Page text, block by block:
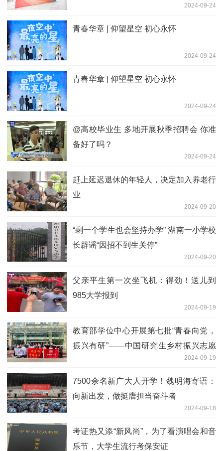
2024-09-24
青春华章 | 仰望星空 初心永怀
2024-09-24
青春华章 | 仰望星空 初心永怀
2024-09-24
@高校毕业生 多地开展秋季招聘会 你准
备好了吗？
2024-09-24
赶上延迟退休的年轻人，决定加入养老行
业
2024-09-20
“剩一个学生也会坚持办学” 湖南一小学校
长辟谣“因招不到生关停”
2024-09-20
父亲平生第一次坐飞机：得劲！送儿到
985大学报到
2024-09-19
教育部学位中心开展第七批“青春向党，
振兴有研”——中国研究生乡村振兴志愿
2024-09-19
7500余名新广大人开学！魏明海寄语：
向新出发，做挺膺担当奋斗者
2024-09-18
考证热又添“新风尚”，为了看演唱会和音
乐节，大学生流行考保安证